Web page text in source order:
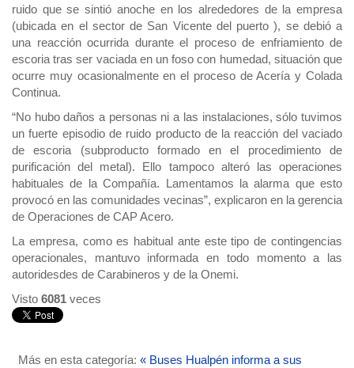
ruido que se sintió anoche en los alrededores de la empresa
(ubicada en el sector de San Vicente del puerto ), se debió a
una reacción ocurrida durante el proceso de enfriamiento de
escoria tras ser vaciada en un foso con humedad, situación que
ocurre muy ocasionalmente en el proceso de Acería y Colada
Continua.
“No hubo daños a personas ni a las instalaciones, sólo tuvimos
un fuerte episodio de ruido producto de la reacción del vaciado
de escoria (subproducto formado en el procedimiento de
purificación del metal). Ello tampoco alteró las operaciones
habituales de la Compañía. Lamentamos la alarma que esto
provocó en las comunidades vecinas”, explicaron en la gerencia
de Operaciones de CAP Acero.
La empresa, como es habitual ante este tipo de contingencias
operacionales, mantuvo informada en todo momento a las
autoridesdes de Carabineros y de la Onemi.
Visto 6081 veces
Más en esta categoría: « Buses Hualpén informa a sus